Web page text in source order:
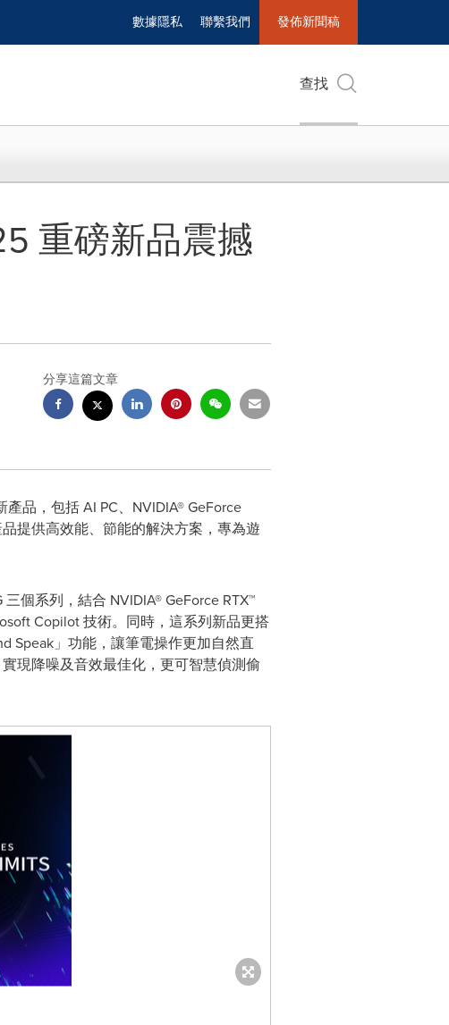
數據隱私 聯繫我們 發佈新聞稿
查找
重磅新品震撼
分享這篇文章
品，包括 AI PC、NVIDIA® GeForce
提供高效能、節能的解決方案，專為遊
個系列，結合 NVIDIA® GeForce RTX™
Copilot 技術。同時，這系列新品更搭
Speak」功能，讓筆電操作更加自然直
現降噪及音效最佳化，更可智慧偵測偷